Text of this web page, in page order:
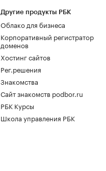
Другие продукты РБК
Облако для бизнеса
Корпоративный регистратор
доменов
Хостинг сайтов
Рег.решения
Знакомства
Сайт знакомств podbor.ru
РБК Курсы
Школа управления РБК